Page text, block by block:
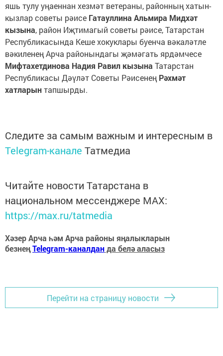
яшь тулу уңаеннан хезмәт ветераны, районның хатын-
кызлар советы рәисе Гатауллина Альмира Мидхәт
кызына, район Иҗтимагый советы рәисе, Татарстан
Республикасында Кеше хокуклары буенча вәкаләтле
вәкиленең Арча районындагы җәмәгать ярдәмчесе
Мифтахетдинова Надия Равил кызына Татарстан
Республикасы Дәүләт Советы Рәисенең Рәхмәт
хатларынтапшырды.
Следите за самым важным и интересным в
Telegram-канале Татмедиа
Читайте новости Татарстана в
национальном мессенджере MАХ:
https://max.ru/tatmedia
Хәзер Арча һәм Арча районы яңалыкларын
безнеңTelegram-каналданда белә аласыз
Перейти на страницу новости